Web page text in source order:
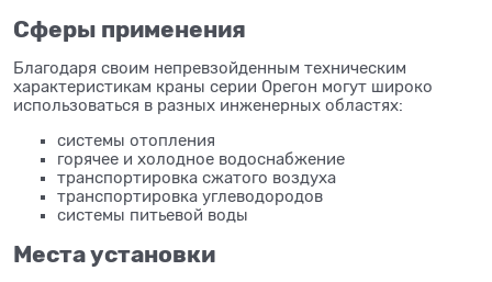
Сферы применения
Благодаря своим непревзойденным техническим
характеристикам краны серии Орегон могут широко
использоваться в разных инженерных областях:
системы отопления
горячее и холодное водоснабжение
транспортировка сжатого воздуха
транспортировка углеводородов
системы питьевой воды
Места установки